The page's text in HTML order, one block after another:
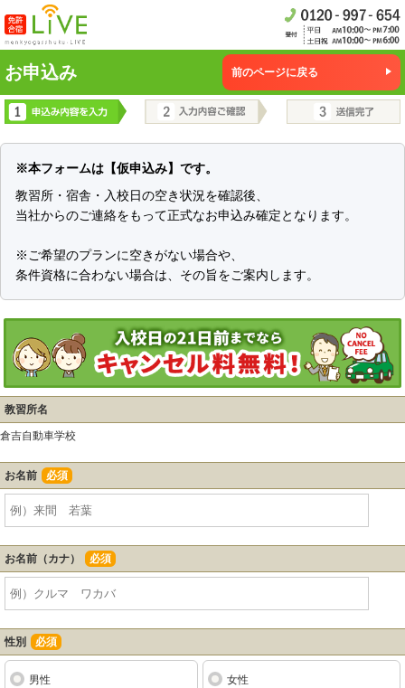
お申込み 前のページに戻る
※本フォームは【仮申込み】です。
教習所・宿舎・入校日の空き状況を確認後、
当社からのご連絡をもって正式なお申込み確定となります。
※ご希望のプランに空きがない場合や、
条件資格に合わない場合は、その旨をご案内します。
教習所名
倉吉自動車学校
お名前 必須
お名前（カナ） 必須
性別 必須
男性 女性